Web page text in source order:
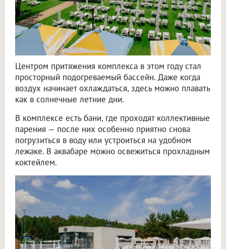
Центром притяжения комплекса в этом году стал
просторный подогреваемый бассейн. Даже когда
воздух начинает охлаждаться, здесь можно плавать
как в солнечные летние дни.
В комплексе есть бани, где проходят коллективные
парения — после них особенно приятно снова
погрузиться в воду или устроиться на удобном
лежаке. В аквабаре можно освежиться прохладным
коктейлем.